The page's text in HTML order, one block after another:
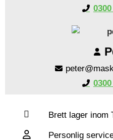
Brett lager inom
Personlig